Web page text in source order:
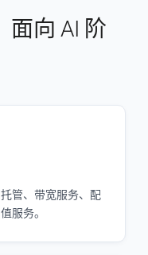
面向 AI 阶
管、带宽服务、配
服务。